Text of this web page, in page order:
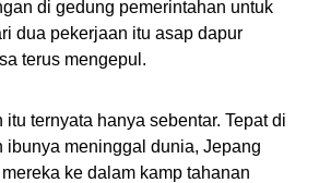
di gedung pemerintahan untuk
dua pekerjaan itu asap dapur
terus mengepul.
itu ternyata hanya sebentar. Tepat di
ibunya meninggal dunia, Jepang
ke dalam kamp tahanan